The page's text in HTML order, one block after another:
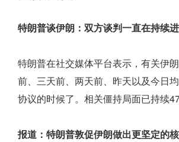
特朗普谈伊朗：双方谈判一直在持续
特朗普在社交媒体平台表示，有关伊
前、三天前、两天前、昨天以及今日
协议的时候了。相关僵持局面已持续
报道：特朗普敦促伊朗做出更坚定的